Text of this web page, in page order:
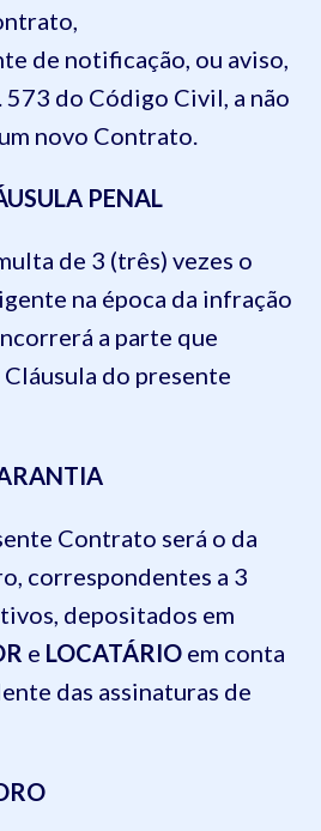
de notificação, ou aviso,
do Código Civil, a não
novo Contrato.
PENAL
de 3 (três) vezes o
na época da infração
a parte que
do presente
Contrato será o da
correspondentes a 3
depositados em
e LOCATÁRIO em conta
das assinaturas de